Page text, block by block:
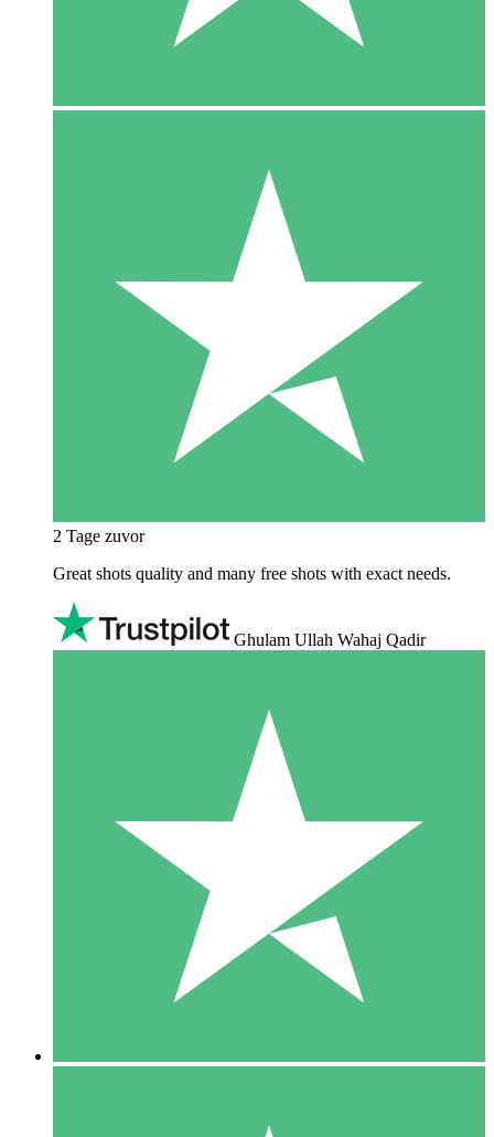
2 Tage zuvor
Great shots quality and many free shots with exact needs.
Ghulam Ullah Wahaj Qadir